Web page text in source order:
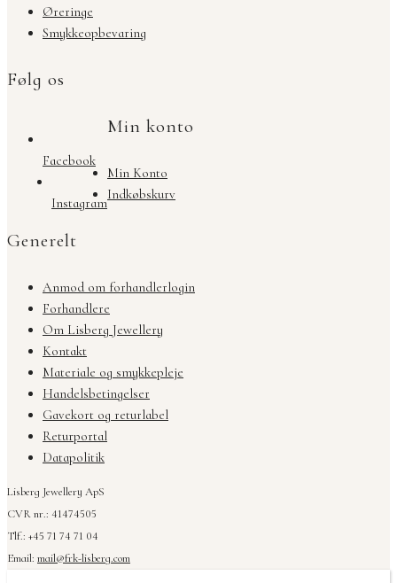
Øreringe
Smykkeopbevaring
Følg os
Facebook
Instagram
Min konto
Min Konto
Indkøbskurv
Generelt
Anmod om forhandlerlogin
Forhandlere
Om Lisberg Jewellery
Kontakt
Materiale og smykkepleje
Handelsbetingelser
Gavekort og returlabel
Returportal
Datapolitik
Lisberg Jewellery ApS
CVR nr.: 41474505
Tlf.: +45 71 74 71 04
Email: mail@frk-lisberg.com